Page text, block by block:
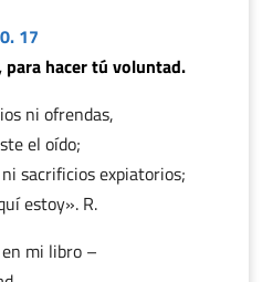
17
para hacer tú voluntad.
ni ofrendas,
el oído;
sacrificios expiatorios;
estoy». R.
mi libro –